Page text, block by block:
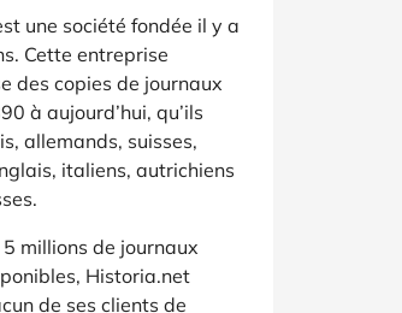
une société fondée il y a
Cette entreprise
des copies de journaux
à aujourd’hui, qu’ils
allemands, suisses,
italiens, autrichiens
millions de journaux
Historia.net
de ses clients de